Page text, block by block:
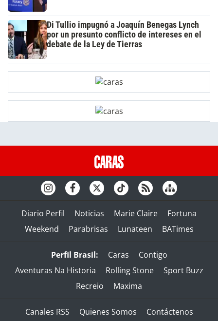
Di Tullio impugnó a Joaquín Benegas Lynch
por un presunto conflicto de intereses en el
debate de la Ley de Tierras
Diario Perfil Noticias Marie Claire
Fortuna
Weekend
Parabrisas Lunateen BATimes
Perfil Brasil: Caras
Contigo
Aventuras Na Historia
Rolling Stone
Sport Buzz
Recreio
Maxima
Canales RSS Quienes Somos Contáctenos